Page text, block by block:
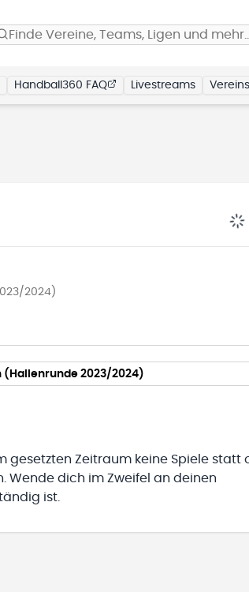
Finde Vereine, Teams, Ligen und mehr…
Handball360 FAQ Livestreams
2024)
(Hallenrunde 2023/2024)
gesetzten Zeitraum keine Spiele statt
Wende dich im Zweifel an deinen
ist.